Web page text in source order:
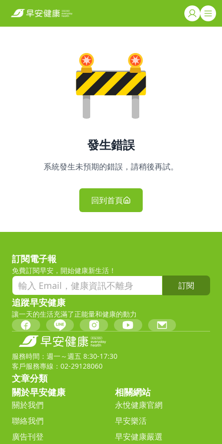
發生錯誤
系統發生未預期的錯誤，請稍後再試。
回到首頁
訂閱電子報
免費訂閱早安，開始健康新生活！
訂閱
追蹤早安健康
讓一天的生活充滿了正能量和健康的動力
服務時間：週一～週五 8:30-17:30
客戶服務專線：02-29128060
文章分類
關於早安健康
關於我們
聯絡我們
廣告刊登
相關網站
永悅健康官網
早安樂活
早安健康嚴選